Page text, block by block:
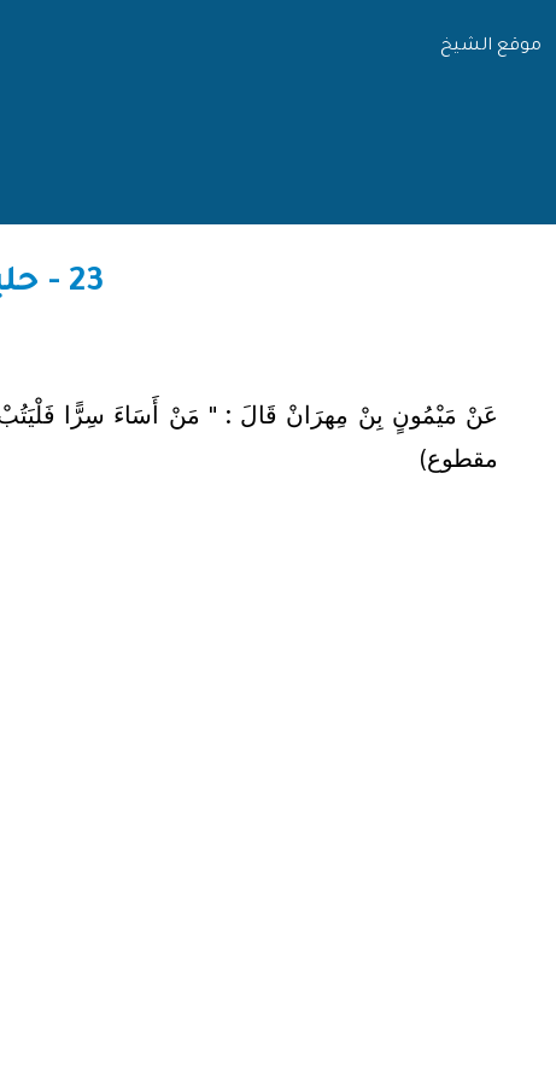
موقع الشيخ
23 - حلية الأولياء لأبي نعيم / رقم الحديث: 4989
عَنْ مَيْمُونٍ بِنْ مِهرَانْ قَالَ : " مَنْ أَسَاءَ سِرًّا فَلْيَتُبْ
مقطوع)